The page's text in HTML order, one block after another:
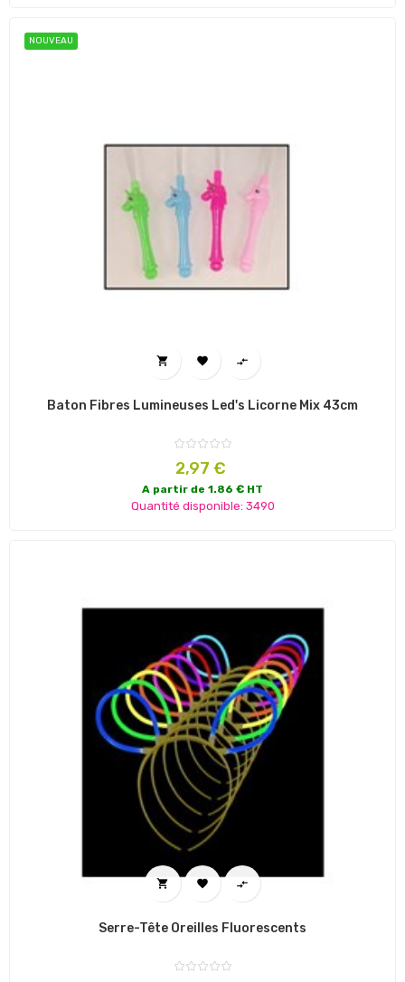
NOUVEAU
  
Baton Fibres Lumineuses Led's Licorne Mix 43cm
Prix
2,97 €
A partir de 1.86 € HT
Quantité disponible: 3490
  
Serre-Tête Oreilles Fluorescents